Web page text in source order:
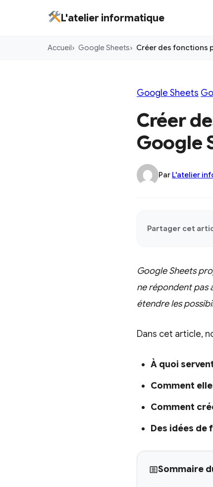
L'atelier informatique
Accueil Google Sheets Créer des fonctions
Google Sheets
Créer
Google
Par L'atelier
Partager cet
Google Sheets
ne répondent pas
étendre les
Dans cet article,
À quoi
Comment
Comment
Des idées
Sommaire